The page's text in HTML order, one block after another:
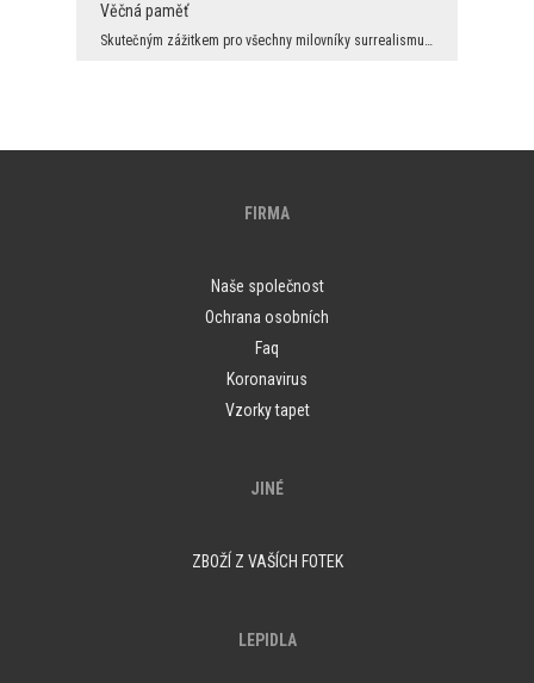
Věčná paměť
Skutečným zážitkem pro všechny milovníky surrealismu a také fanoušky paralelních světů sny pochyt...
FIRMA
Naše společnost
Ochrana osobních
Faq
Koronavirus
Vzorky tapet
JINÉ
ZBOŽÍ Z VAŠÍCH FOTEK
LEPIDLA